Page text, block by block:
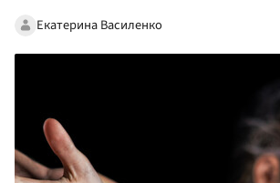
Екатерина Василенко